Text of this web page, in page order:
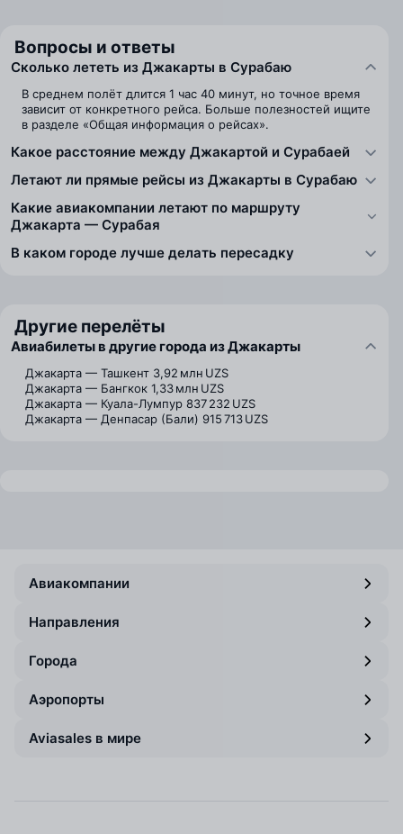
Вопросы и ответы
Сколько лететь из Джакарты в Сурабаю
В среднем полёт длится 1 час 40 минут, но точное время
зависит от конкретного рейса. Больше полезностей ищите
в разделе «Общая информация о рейсах».
Какое расстояние между Джакартой и Сурабаей
Летают ли прямые рейсы из Джакарты в Сурабаю
Какие авиакомпании летают по маршруту
Джакарта — Сурабая
В каком городе лучше делать пересадку
Другие перелёты
Авиабилеты в другие города из Джакарты
Джакарта — Ташкент 3,92 млн UZS
Джакарта — Бангкок 1,33 млн UZS
Джакарта — Куала-Лумпур 837 232 UZS
Джакарта — Денпасар (Бали) 915 713 UZS
Авиакомпании
Направления
Города
Аэропорты
Aviasales в мире